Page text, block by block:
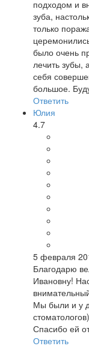
подходом и
зуба,
только
было очень
лечить зубы,
себя
большое.
Ответить
Юлия
4.7
5 февраля
Благодарю
Ивановну!
Мы были и у
Спасибо ей
Ответить